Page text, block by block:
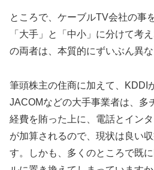
ところで、ケーブルTV会社の事
「大手」と「中小」に分けて考
の両者は、本質的にずいぶん異
筆頭株主の住商に加えて、KDDI
JACOMなどの大手事業者は、多
経費を賄った上に、電話とイン
が加算されるので、現状は良い
す。しかも、多くのところで既